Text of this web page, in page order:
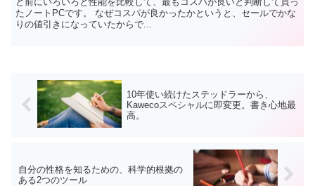
たノートPCです。 なぜコスパが良かったかというと、セールでかな
りの値引きになっていたからで...
10年使い続けたステッドラーから、
Kawecoスペシャルに即変更。書き心地最
高。
自分の性格を知るための、科学的根拠の
ある2つのツール